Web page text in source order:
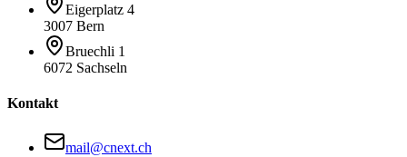
Eigerplatz 4
3007 Bern
Bruechli 1
6072 Sachseln
Kontakt
mail@cnext.ch